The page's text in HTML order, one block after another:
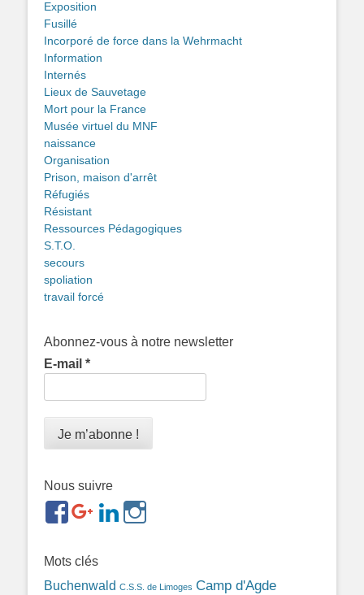
Exposition
Fusillé
Incorporé de force dans la Wehrmacht
Information
Internés
Lieux de Sauvetage
Mort pour la France
Musée virtuel du MNF
naissance
Organisation
Prison, maison d'arrêt
Réfugiés
Résistant
Ressources Pédagogiques
S.T.O.
secours
spoliation
travail forcé
Abonnez-vous à notre newsletter
E-mail *
Nous suivre
https://www.facebook.com/groups/
ref=br_rs
https://plus.google.com/b/
https://www.linkedin.com/in/gigi-
bonin-
Mots clés
Buchenwald C.S.S. de Limoges Camp d'Agde